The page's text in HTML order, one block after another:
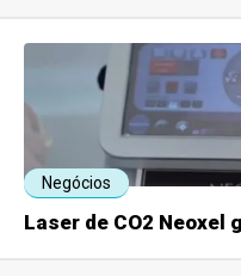
Negócios
Laser de CO2 Neoxel